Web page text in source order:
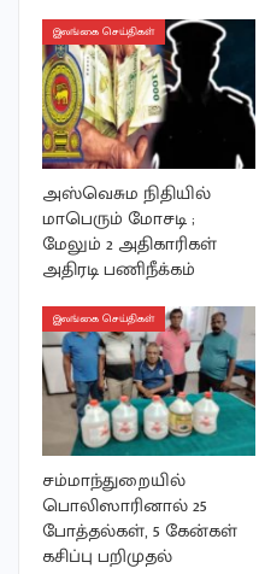
இலங்கை செய்திகள்
அஸ்வெசும நிதியில்
மாபெரும் மோசடி ;
மேலும் 2 அதிகாரிகள்
அதிரடி பணிநீக்கம்
இலங்கை செய்திகள்
சம்மாந்துறையில்
பொலிஸாரினால் 25
போத்தல்கள், 5 கேன்கள்
கசிப்பு பறிமுதல்